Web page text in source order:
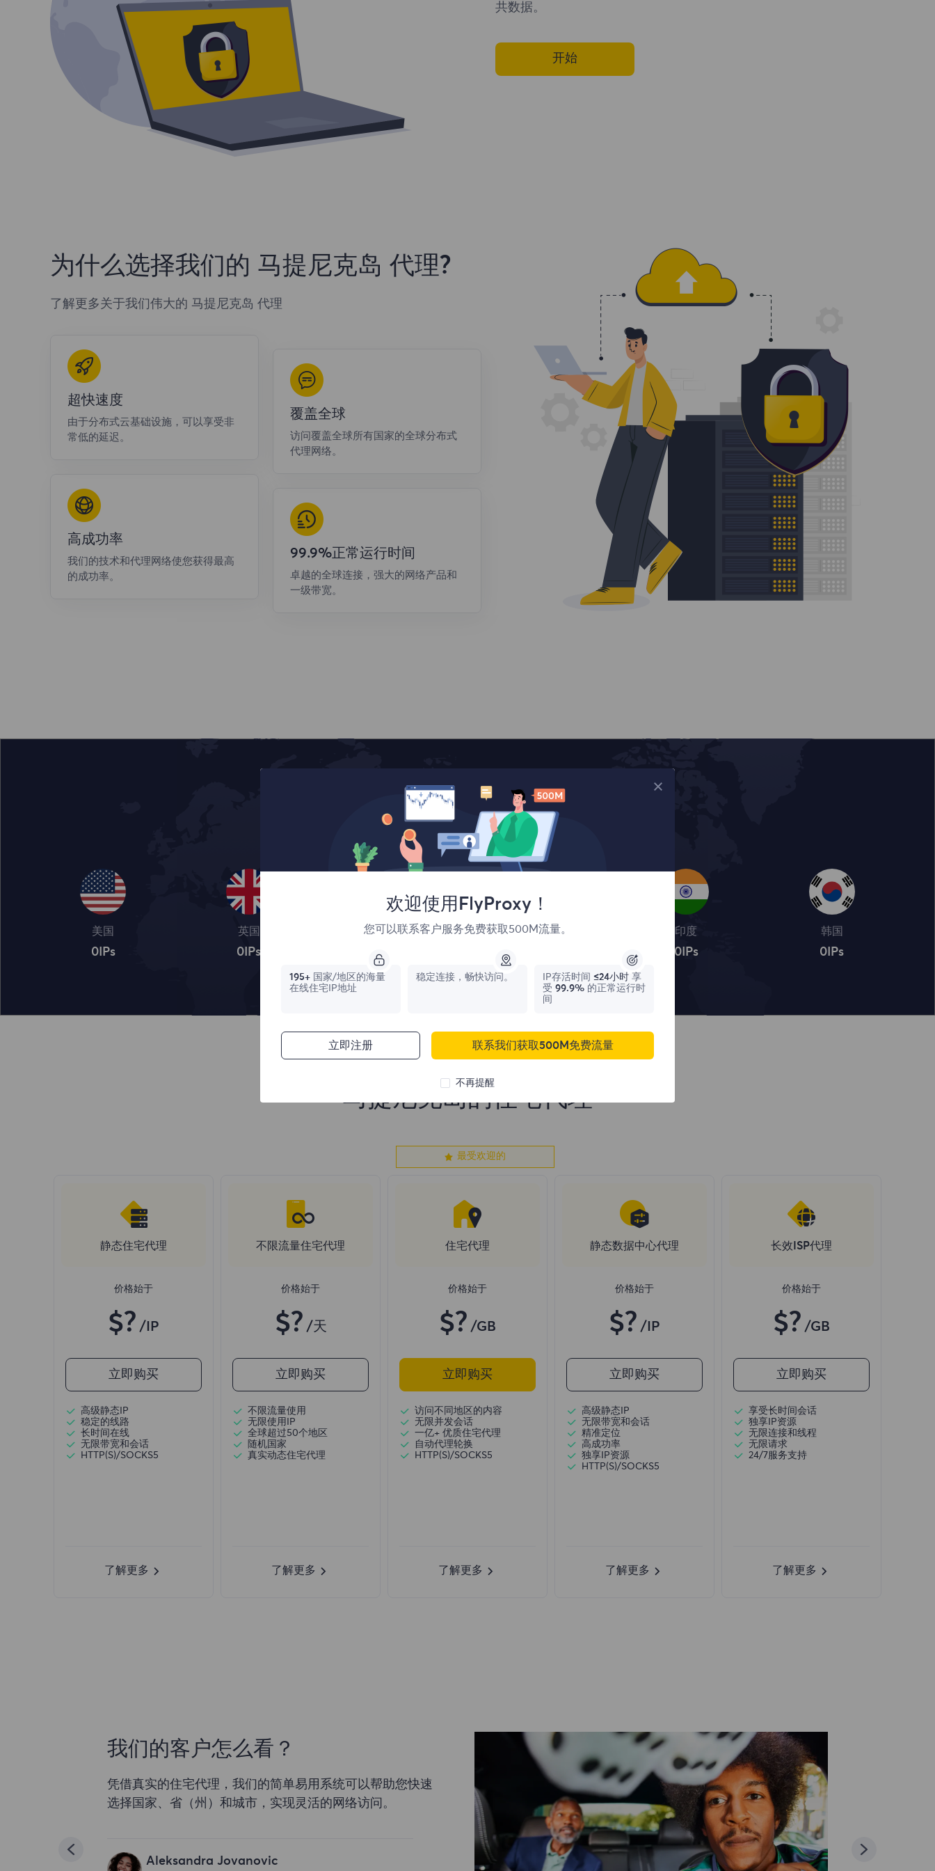
共数据。
开始
为什么选择我们的 马提尼克岛 代理?
了解更多关于我们伟大的 马提尼克岛 代理
超快速度
由于分布式云基础设施，可以享受非
常低的延迟。
高成功率
我们的技术和代理网络使您获得最高
的成功率。
覆盖全球
访问覆盖全球所有国家的全球分布式
代理网络。
99.9%正常运行时间
卓越的全球连接，强大的网络产品和
一级带宽。
覆盖全球
美国
0IPs
英国
0 IPs
法国 加拿大 印度
0IPs
韩国
0 IPs
马提尼克岛的住宅代理
最受欢迎的
静态住宅代理
价格始于
$? /IP
立即购买
高级静态IP
稳定的线路
长时间在线
无限带宽和会话
HTTP(S)/SOCKS5
了解更多
不限流量住宅代理
价格始于
$? /天
立即购买
不限流量使用
无限使用IP
全球超过50个地区
随机国家
真实动态住宅代理
了解更多
住宅代理
价格始于
$? /GB
立即购买
访问不同地区的内容
无限并发会话
一亿+ 优质住宅代理
自动代理轮换
HTTP(S)/SOCKS5
了解更多
静态数据中心代理
价格始于
$? /IP
立即购买
高级静态IP
无限带宽和会话
精准定位
高成功率
独享IP资源
HTTP(S)/SOCKS5
了解更多
长效ISP代理
价格始于
$? /GB
立即购买
享受长时间会话
独享IP资源
无限连接和线程
无限请求
24/7服务支持
了解更多
我们的客户怎么看？
凭借真实的住宅代理，我们的简单易用系统可以帮助您快速
选择国家、省（州）和城市，实现灵活的网络访问。
Aleksandra Jovanovic
欢迎使用FlyProxy！
您可以联系客户服务免费获取500M流量。
195+ 国家/地区的海量
在线住宅IP地址
稳定连接，畅快访问。 IP存活时间 ≤24小时 享
受 99.9% 的正常运行时
间
立即注册 联系我们获取500M免费流量
不再提醒